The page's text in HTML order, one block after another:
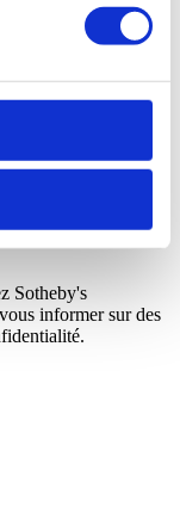
plus
Sotheby's
informer sur des